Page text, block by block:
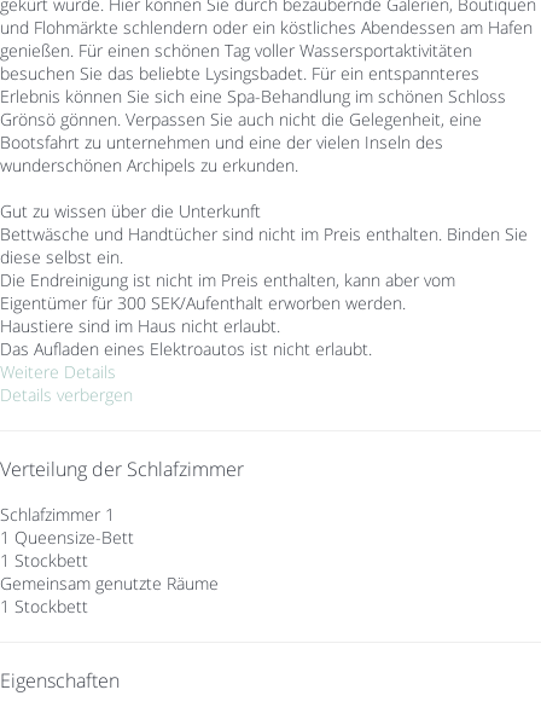
und Flohmärkte schlendern oder ein köstliches Abendessen am Hafen
genießen. Für einen schönen Tag voller Wassersportaktivitäten
besuchen Sie das beliebte Lysingsbadet. Für ein entspannteres
Erlebnis können Sie sich eine Spa-Behandlung im schönen Schloss
Grönsö gönnen. Verpassen Sie auch nicht die Gelegenheit, eine
Bootsfahrt zu unternehmen und eine der vielen Inseln des
wunderschönen Archipels zu erkunden.
Gut zu wissen über die Unterkunft
Bettwäsche und Handtücher sind nicht im Preis enthalten. Binden Sie
diese selbst ein.
Die Endreinigung ist nicht im Preis enthalten, kann aber vom
Eigentümer für 300 SEK/Aufenthalt erworben werden.
Haustiere sind im Haus nicht erlaubt.
Das Aufladen eines Elektroautos ist nicht erlaubt.
Weitere Details
Details verbergen
Verteilung der Schlafzimmer
Schlafzimmer 1
1 Queensize-Bett
1 Stockbett
Gemeinsam genutzte Räume
1 Stockbett
Eigenschaften